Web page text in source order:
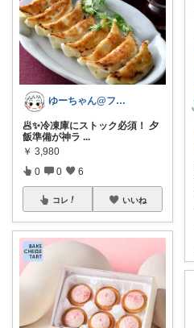
ゆーちゃん@フォロワーさまから購入💕
🥟✨冷凍庫にストック必須！ 夕
飯準備が神ラ ...
￥ 3,980
0 0 6
コレ いいね